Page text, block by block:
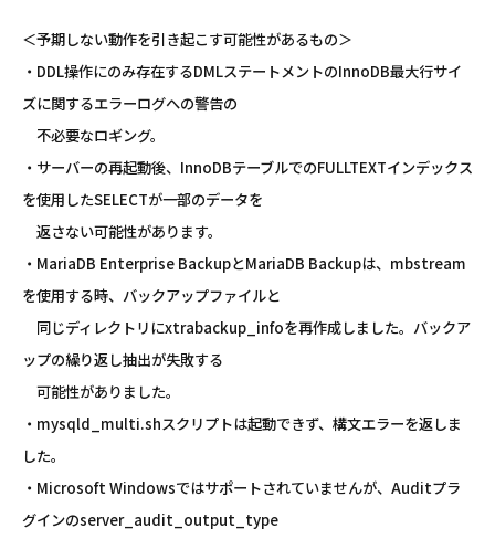
＜予期しない動作を引き起こす可能性があるもの＞
・DDL操作にのみ存在するDMLステートメントのInnoDB最大行サイ
ズに関するエラーログへの警告の
不必要なロギング。
・サーバーの再起動後、InnoDBテーブルでのFULLTEXTインデックス
を使用したSELECTが一部のデータを
返さない可能性があります。
・MariaDB Enterprise BackupとMariaDB Backupは、mbstream
を使用する時、バックアップファイルと
同じディレクトリにxtrabackup_infoを再作成しました。バックア
ップの繰り返し抽出が失敗する
可能性がありました。
・mysqld_multi.shスクリプトは起動できず、構文エラーを返しま
した。
・Microsoft Windowsではサポートされていませんが、Auditプラ
グインのserver_audit_output_type